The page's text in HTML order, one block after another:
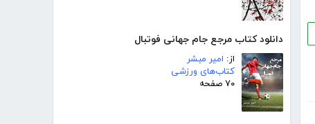
دانلود کتاب مرجع جام جهانی فوتبال
از: امیر مبشر
کتاب‌های ورزشی
۷۰ صفحه